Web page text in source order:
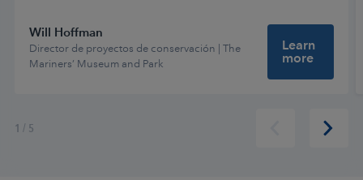
Will Hoffman
Director de proyectos de conservación | The
Mariners’ Museum and Park
Learn
more
1 / 5